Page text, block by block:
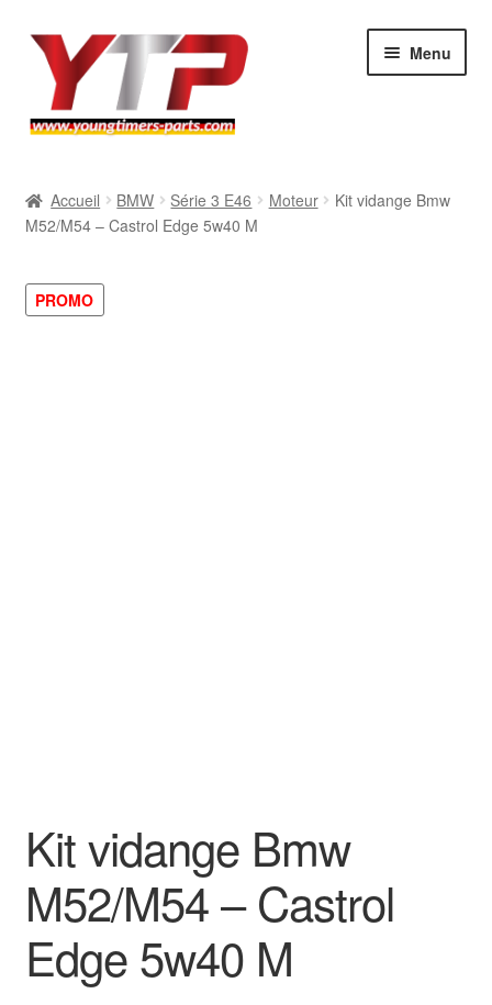
Aller
navigation
Aller
contenu
Menu
BMW
Mercedes
Accueil BMW Série 3 E46 Moteur
Kit vidange Bmw
M52/M54 – Castrol Edge 5w40 M
PROMO
Kit vidange Bmw
M52/M54 – Castrol
Edge 5w40 M